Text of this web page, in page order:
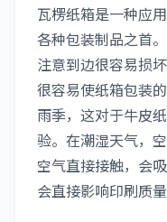
瓦楞纸箱是一种应
各种包装制品之首
注意到边很容易损
很容易使纸箱包装
雨季，这对于牛皮
验。在潮湿天气，
空气直接接触，会
会直接影响印刷质